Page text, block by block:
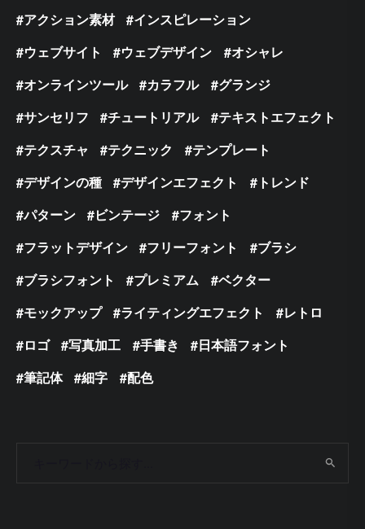
アクション素材
インスピレーション
ウェブサイト
ウェブデザイン
オシャレ
オンラインツール
カラフル
グランジ
サンセリフ
チュートリアル
テキストエフェクト
テクスチャ
テクニック
テンプレート
デザインの種
デザインエフェクト
トレンド
パターン
ビンテージ
フォント
フラットデザイン
フリーフォント
ブラシ
ブラシフォント
プレミアム
ベクター
モックアップ
ライティングエフェクト
レトロ
ロゴ
写真加工 手書き
日本語フォント
筆記体
細字 配色